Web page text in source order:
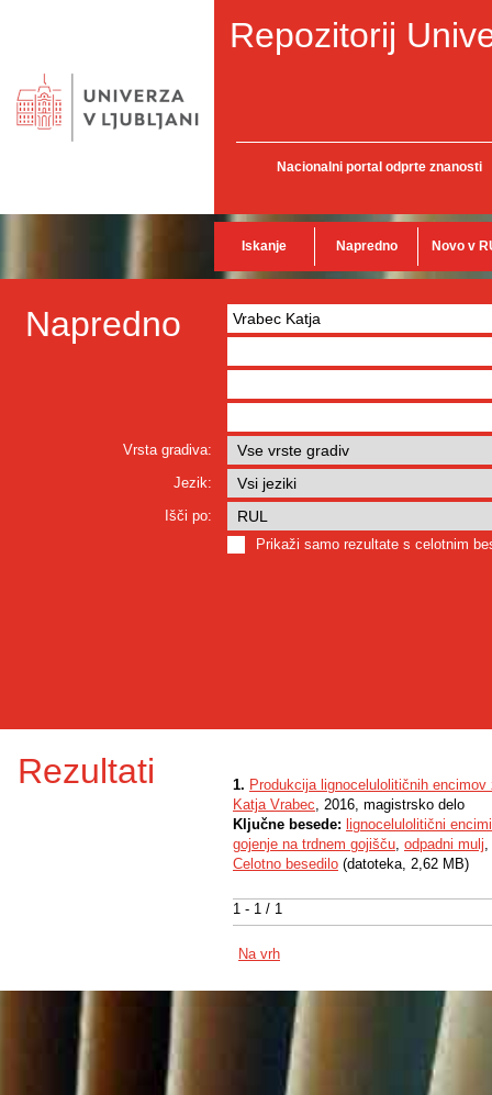
Repozitorij
Nacionalni portal odprte znanosti
Iskanje Napredno Novo v
Napredno
Vrsta gradiva:
Jezik:
Išči po:
Prikaži samo rezultate s celotnim
Rezultati
1 - 1 / 1
1. Produkcija lignocelulolitičnih
Katja Vrabec, 2016, magistrsko delo
Ključne besede: lignocelulolitični encimi
gojenje na trdnem gojišču, odpadni mulj,
Celotno besedilo (datoteka, 2,62 MB)
Na vrh